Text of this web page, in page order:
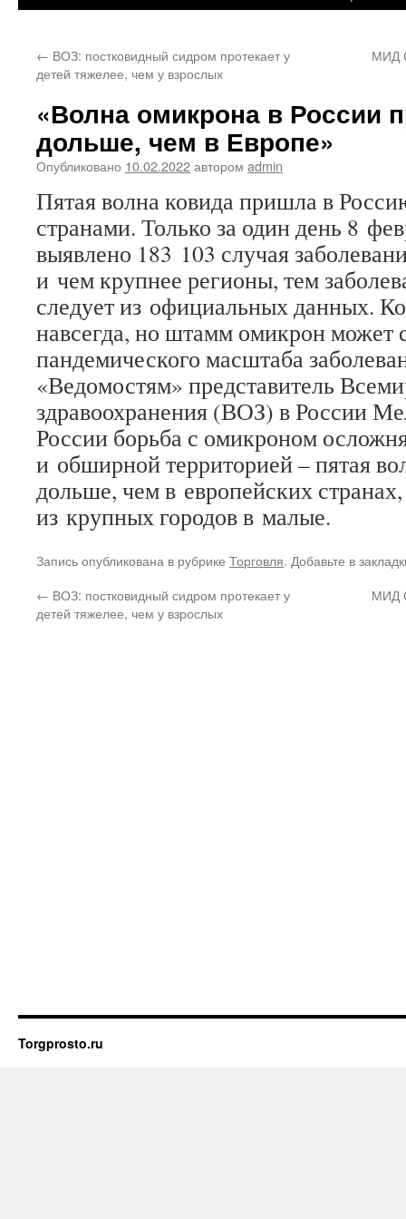
← ВОЗ: постковидный сидром протекает у
детей тяжелее, чем у взрослых
МИД
«Волна омикрона в России
дольше, чем в Европе»
Опубликовано 10.02.2022автором admin
Пятая волна ковида пришла в
странами. Только за один день 8
выявлено 183 103 случая
и чем крупнее регионы, тем
следует из официальных данных.
навсегда, но штамм омикрон может
пандемического масштаба
«Ведомостям» представитель
здравоохранения (ВОЗ) в России
России борьба с омикроном
и обширной территорией – пятая
дольше, чем в европейских
из крупных городов в малые.
Запись опубликована в рубрике Торговля. Добавьте в
← ВОЗ: постковидный сидром протекает у
детей тяжелее, чем у взрослых
МИД
Torgprosto.ru